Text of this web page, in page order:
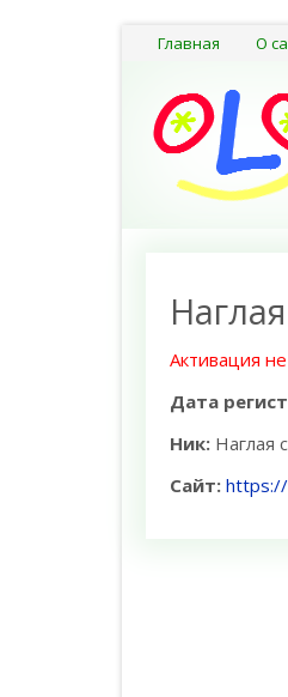
Главная О
Активация
Дата
Ник: Наглая
Сайт: